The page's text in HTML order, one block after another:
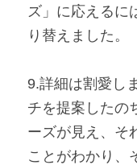
ズ」に応えるに
り替えました。
9.詳細は割愛し
チを提案したの
ーズが見え、そ
ことがわかり、